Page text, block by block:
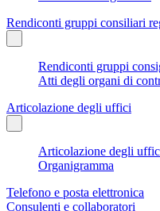
Rendiconti gruppi consiliari
Rendiconti gruppi
Atti degli organi di
Articolazione degli uffici
Articolazione degli
Organigramma
Telefono e posta elettronica
Consulenti e collaboratori